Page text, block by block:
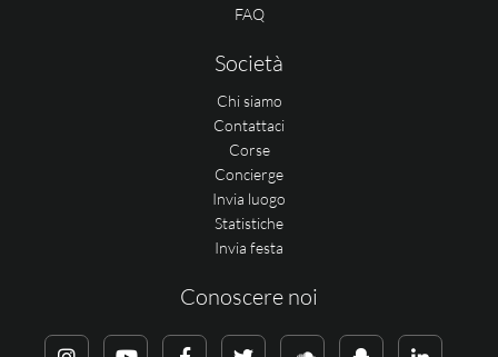
FAQ
Società
Chi siamo
Contattaci
Corse
Concierge
Invia luogo
Statistiche
Invia festa
Conoscere noi